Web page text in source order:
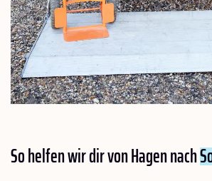
So helfen wir dir von Hagen nach